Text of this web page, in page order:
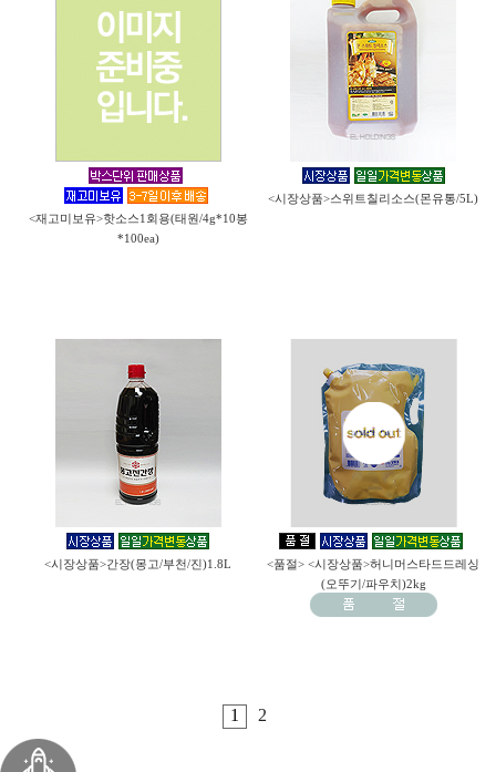
<재고미보유>핫소스1회용(태원/4g*10봉
*100ea)
<시장상품>스위트칠리소스(몬유통/5L)
<시장상품>간장(몽고/부천/진)1.8L
<품절> <시장상품>허니머스타드드레싱
(오뚜기/파우치)2kg
1 2